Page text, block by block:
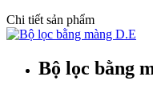
Chi tiết sản phẩm
Bộ lọc bằng